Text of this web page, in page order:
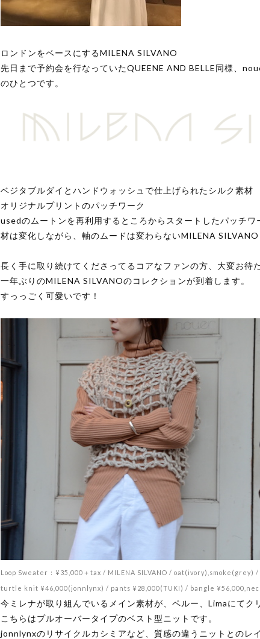
ロンドンをベースにするMILENA SILVANO
先日まで予約会を行なっていたQUEENE AND BELLE同様、
のひとつです。
ベジタブルダイとハンドウォッシュで仕上げられたシルク素材
オリジナルプリントのパッチワーク
usedのムートンを再利用するところからスタートしたパッチ
材は変化しながら、軸のムードは変わらないMILENA SILVANO
長く手に取り続けてくださってるコアなファンの方、大変お待
一年ぶりのMILENA SILVANOのコレクションが到着します。
すっっごく可愛いです！
Loop Sweater：¥35,000＋tax / MILENA SILVANO / oat(ivory),smoke(grey)
turtle knit ¥46,000(jonnlynx) / pants ¥28,000(TUKI) / bangle
今ミレナが取り組んでいるメイン素材が、ペルー、Limaにてク
こちらはプルオーバータイプのベスト型ニットです。
jonnlynxのリサイクルカシミアなど、質感の違うニットとのレ